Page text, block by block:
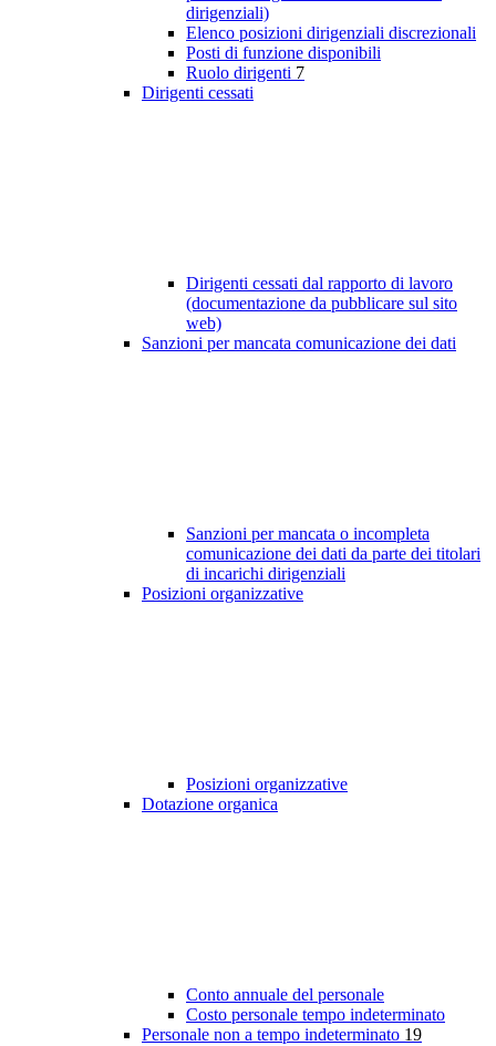
dirigenziali)
Elenco posizioni dirigenziali discrezionali
Posti di funzione disponibili
Ruolo dirigenti 7
Dirigenti cessati
Dirigenti cessati dal rapporto di lavoro
(documentazione da pubblicare sul sito
web)
Sanzioni per mancata comunicazione dei dati
Sanzioni per mancata o incompleta
comunicazione dei dati da parte dei titolari
di incarichi dirigenziali
Posizioni organizzative
Posizioni organizzative
Dotazione organica
Conto annuale del personale
Costo personale tempo indeterminato
Personale non a tempo indeterminato 19